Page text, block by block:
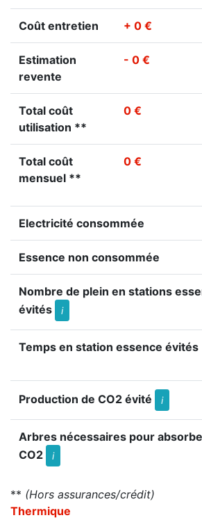
Coût entretien + 0 €
Estimation
revente
- 0 €
Total coût
utilisation **
0 €
Total coût
mensuel **
0 €
Electricité consommée
Essence non consommée
Nombre de plein en stations
évités
i
Temps en station essence évités
Production de CO2 évité i
Arbres nécessaires pour
CO2
i
** (Hors assurances/crédit)
Thermique